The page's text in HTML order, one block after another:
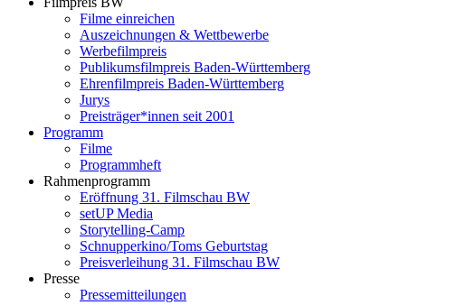
Filme einreichen
Auszeichnungen & Wettbewerbe
Werbefilmpreis
Publikumsfilmpreis Baden-Württemberg
Ehrenfilmpreis Baden-Württemberg
Jurys
Preisträger*innen seit 2001
Programm
Filme
Programmheft
Rahmenprogramm
Eröffnung 31. Filmschau BW
setUP Media
Storytelling-Camp
Schnupperkino/Toms Geburtstag
Preisverleihung 31. Filmschau BW
Presse
Pressemitteilungen